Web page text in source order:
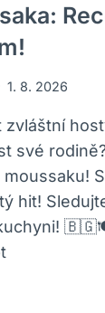
1. 8. 2026
své
hit!